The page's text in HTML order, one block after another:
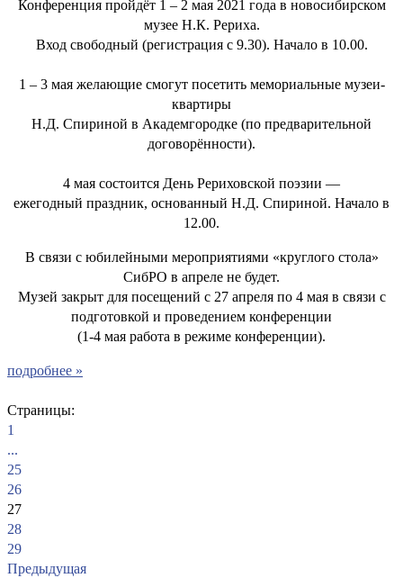
Конференция пройдёт 1 – 2 мая 2021 года в новосибирском
музее Н.К. Рериха.
Вход свободный (регистрация с 9.30). Начало в 10.00.
1 – 3 мая желающие смогут посетить мемориальные музеи-
квартиры
Н.Д. Спириной в Академгородке (по предварительной
договорённости).
4 мая состоится День Рериховской поэзии —
ежегодный праздник, основанный Н.Д. Спириной. Начало в
12.00.
В связи с юбилейными мероприятиями «круглого стола»
СибРО в апреле не будет.
Музей закрыт для посещений с 27 апреля по 4 мая в связи с
подготовкой и проведением конференции
(1-4 мая работа в режиме конференции).
подробнее »
Страницы:
1
...
25
26
27
28
29
Предыдущая